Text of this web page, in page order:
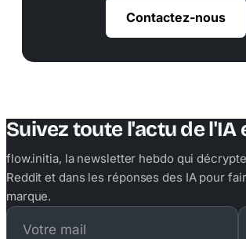
Contactez-nous
Suivez toute l'actu de l'IA
flow.initia, la newsletter hebdo qui
Reddit et dans les réponses des IA pour
marque.